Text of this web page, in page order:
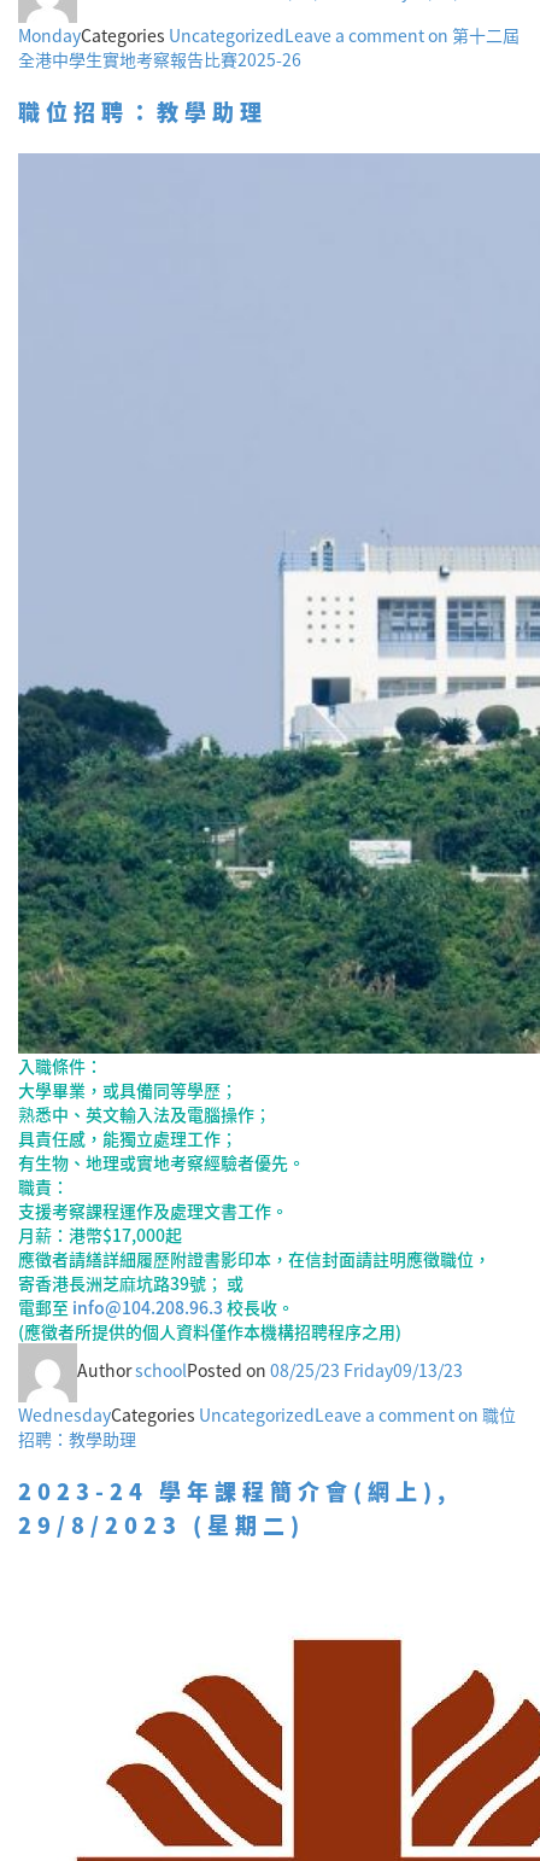
MondayCategories UncategorizedLeave a commenton 第十二屆
全港中學生實地考察報告比賽2025-26
職位招聘：教學助理
入職條件：
大學畢業，或具備同等學歷；
熟悉中、英文輸入法及電腦操作；
具責任感，能獨立處理工作；
有生物、地理或實地考察經驗者優先。
職責：
支援考察課程運作及處理文書工作。
月薪：港幣$17,000起
應徵者請繕詳細履歷附證書影印本，在信封面請註明應徵職位，
寄香港長洲芝麻坑路39號； 或
電郵至 info@104.208.96.3 校長收。
(應徵者所提供的個人資料僅作本機構招聘程序之用)
AuthorschoolPosted on 08/25/23 Friday09/13/23
WednesdayCategories UncategorizedLeave a commenton 職位
招聘：教學助理
2023-24 學年課程簡介會(網上),
29/8/2023 (星期二)